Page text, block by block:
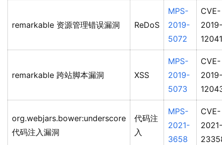
remarkable 资源管理错误漏洞 ReDoS
MPS-
2019-
5072
CVE-
2019-
12041
remarkable 跨站脚本漏洞 XSS
MPS-
2019-
5073
CVE-
2019-
org.webjars.bower:underscore
代码注入漏洞
代码注
入
MPS-
2021-
3658
CVE-
2021-